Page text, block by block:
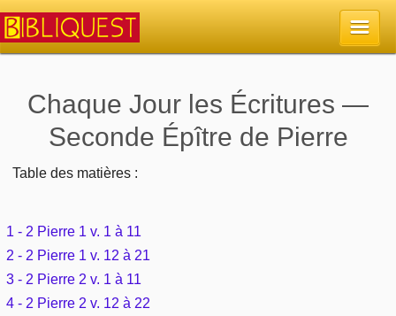
Retour à l'accueil
Quoi de neuf sur Bibliquest
Sujets d'actualité
La Bible
Lisez la Bible
Écoutez la Bible
Tous les sujets
Chaque Jour les Écritures —
Seconde Épître de Pierre
Table des matières :
1 - 2 Pierre 1 v. 1 à 11
2 - 2 Pierre 1 v. 12 à 21
3 - 2 Pierre 2 v. 1 à 11
4 - 2 Pierre 2 v. 12 à 22